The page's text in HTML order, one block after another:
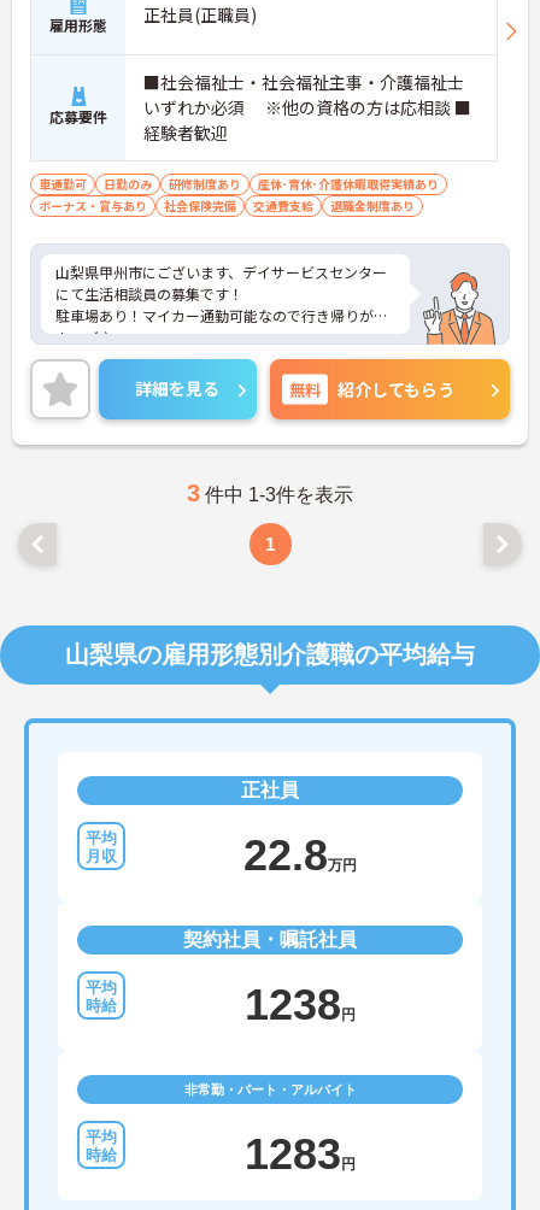
雇用形態 正社員(正職員)
応募要件
■社会福祉士・社会福祉主事・介護福祉士
いずれか必須 ※他の資格の方は応相談 ■
経験者歓迎
車通勤可 日勤のみ 研修制度あり
産休･育休･介護休暇取得実績あり
ボーナス・賞与あり
社会保険完備 交通費支給 退職金制度あり
山梨県甲州市にございます、デイサービスセンター
にて生活相談員の募集です！
駐車場あり！マイカー通勤可能なので行き帰りがス
ムーズ♪
育児休暇制度がありますので、ライフステージに応
じて長くお仕事を続けていくことができます◎
ご興味のある方は、マイナビ介護職までお問い合わ
せください。
詳細を見る 無料 紹介してもらう
3 件中 1-3件を表示
1
山梨県の雇用形態別介護職の平均給与
正社員
22.8万円
契約社員・嘱託社員
1238 円
非常勤・パート・アルバイト
1283 円